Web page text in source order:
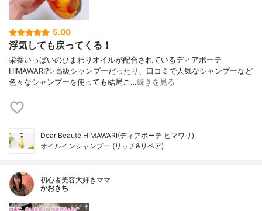
5.00
浮気しても戻ってくる！
栄養いっぱいのひまわりオイルが配合されているディアボーテ
HIMAWARI?✨高級シャンプーだったり、口コミで人気なシャンプーなど
色々なシャンプーを使っても結局こ…続きを見る
Dear Beauté HIMAWARI(ディアボーテ ヒマワリ)
オイルインシャンプー (リッチ&リペア)
初心者美容大好きママ
かおきち